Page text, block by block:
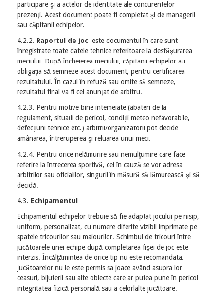
participare şi a actelor de identitate ale concurentelor
prezenţi. Acest document poate fi completat şi de managerii
sau căpitanii echipelor.
4.2.2. Raportul de joc este documentul în care sunt
înregistrate toate datele tehnice referitoare la desfăşurarea
meciului. După încheierea meciului, căpitanii echipelor au
obligaţia să semneze acest document, pentru certificarea
rezultatului. În cazul în refuză sau omite să semneze,
rezultatul final va fi cel anunţat de arbitru.
4.2.3. Pentru motive bine întemeiate (abateri de la
regulament, situații de pericol, condiții meteo nefavorabile,
defecțiuni tehnice etc.) arbitrii/organizatorii pot decide
amânarea, întreruperea şi reluarea unui meci.
4.2.4. Pentru orice nelămurire sau nemulţumire care face
referire la întrecerea sportivă, cei în cauză se vor adresa
arbitrilor sau oficialilor, singurii în măsură să lămurească şi să
decidă.
4.3. Echipamentul
Echipamentul echipelor trebuie să fie adaptat jocului pe nisip,
uniform, personalizat, cu numere diferite vizibil imprimate pe
spatele tricourilor sau maiourilor. Schimbul de tricouri între
jucătoarele unei echipe după completarea fişei de joc este
interzis. Încălţămintea de orice tip nu este recomandata.
Jucătoarelor nu le este permis sa joace având asupra lor
ceasuri, bijuterii sau alte obiecte care ar putea pune în pericol
integritatea fizică personală sau a celorlalte jucătoare.